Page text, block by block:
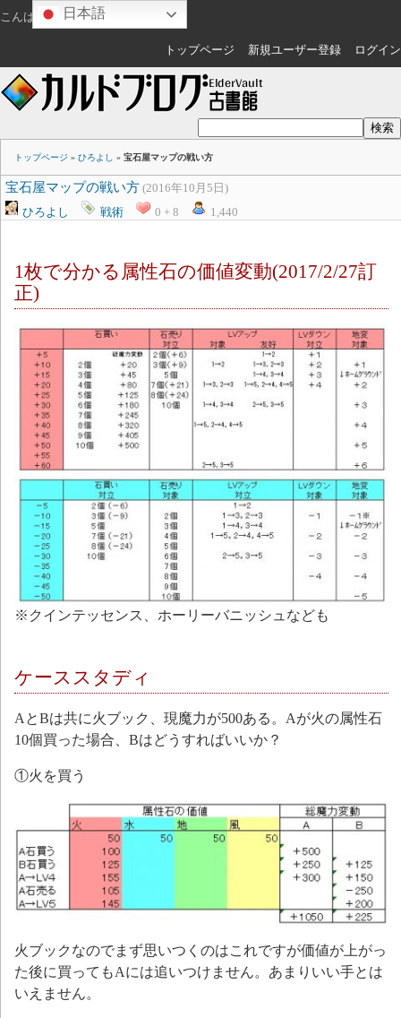
こんばんは ゲスト さん
トップページ 新規ユーザー登録 ログイン
トップページ » ひろよし » 宝石屋マップの戦い方
宝石屋マップの戦い方 (2016年10月5日)
ひろよし
戦術 0 + 8 1,440
1枚で分かる属性石の価値変動(2017/2/27訂
正)
※クインテッセンス、ホーリーバニッシュなども
ケーススタディ
AとBは共に火ブック、現魔力が500ある。Aが火の属性石
10個買った場合、Bはどうすればいいか？
①火を買う
火ブックなのでまず思いつくのはこれですが価値が上がっ
た後に買ってもAには追いつけません。あまりいい手とは
いえません。
日本語